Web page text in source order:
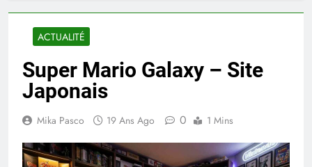
ACTUALITÉ
Super Mario Galaxy – Site
Japonais
Mika Pasco 19 Ans Ago 0 1 Mins